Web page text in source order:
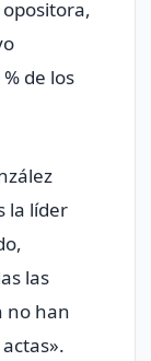
de los
la líder
las
no han